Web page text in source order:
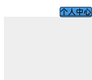
个人中心